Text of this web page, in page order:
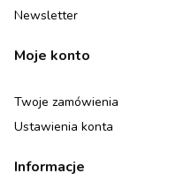
Newsletter
Moje konto
Twoje zamówienia
Ustawienia konta
Informacje